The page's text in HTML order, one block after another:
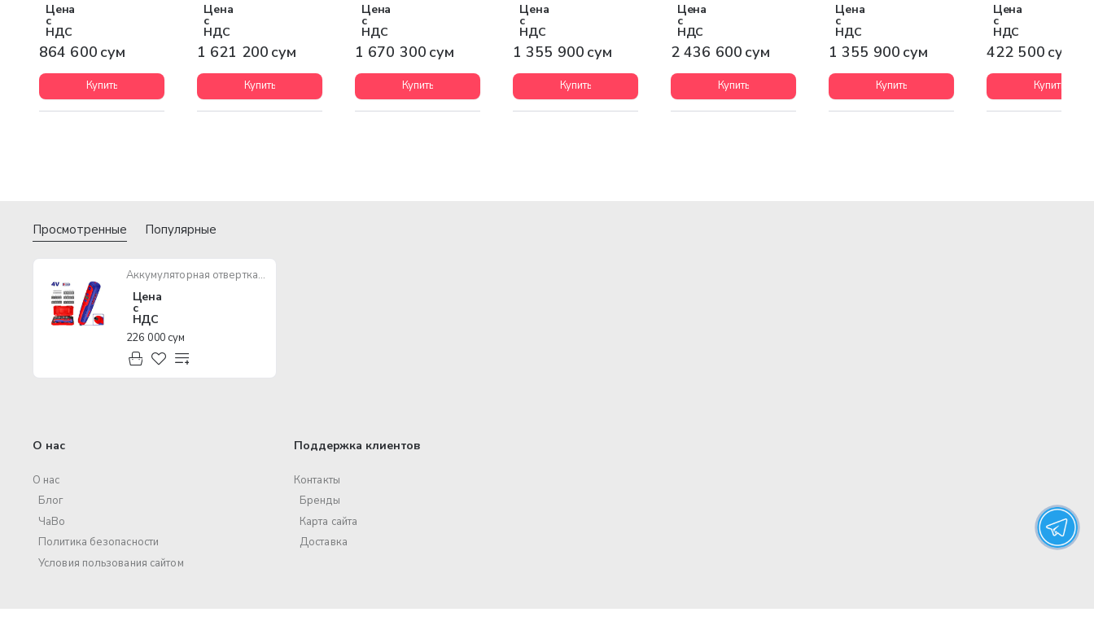
Цена
с
НДС
864 600 сум
Купить
Цена
с
НДС
1 621 200 сум
Купить
Цена
с
НДС
1 670 300 сум
Купить
Цена
с
НДС
1 355 900 сум
Купить
Цена
с
НДС
2 436 600 сум
Купить
Цена
с
НДС
1 355 900 сум
Купить
Цена
с
НДС
422 500 сум
Купить
Просмотренные Популярные
Аккумуляторная отвертка Emtop ECSR0403
Цена
с
НДС
226 000 сум
О нас
О нас
Блог
ЧаВо
Политика безопасности
Условия пользования сайтом
Поддержка клиентов
Контакты
Бренды
Карта сайта
Доставка